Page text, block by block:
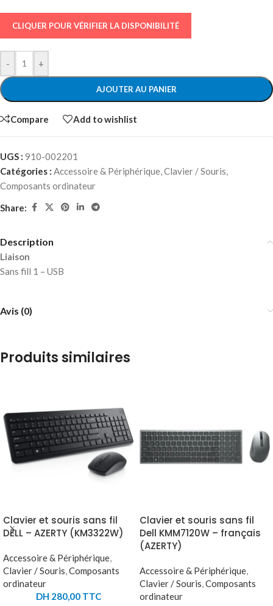
CLIQUER POUR VÉRIFIER LA DISPONIBILITÉ
- +
AJOUTER AU PANIER
Compare Add to wishlist
UGS : 910-002201
Catégories : Accessoire & Périphérique,Clavier / Souris,
Composants ordinateur
Share:
Description
Liaison
Sans fill 1 – USB
Avis (0)
Produits similaires
Clavier et souris sans fil
DELL – AZERTY (KM3322W)
Accessoire & Périphérique,
Clavier / Souris,Composants
ordinateur
DH 280,00TTC
Clavier et souris sans fil
Dell KMM7120W – français
(AZERTY)
Accessoire & Périphérique,
Clavier / Souris,Composants
ordinateur